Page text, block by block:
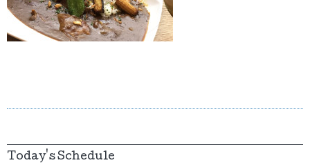
Today's Schedule